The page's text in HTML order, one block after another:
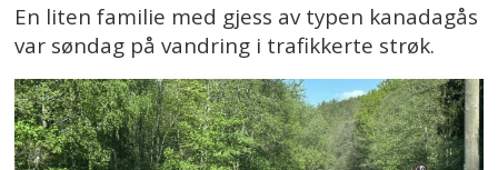
En liten familie med gjess av typen kanadagås
var søndag på vandring i trafikkerte strøk.